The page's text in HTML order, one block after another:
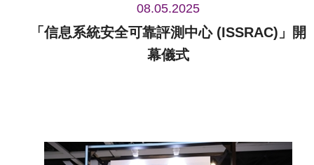
08.05.2025
「信息系統安全可靠評測中心 (ISSRAC)」開
幕儀式